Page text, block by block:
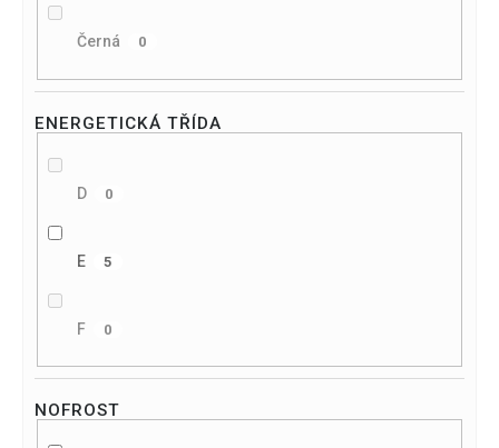
Černá 0
ENERGETICKÁ TŘÍDA
D 0
E 5
F 0
NOFROST